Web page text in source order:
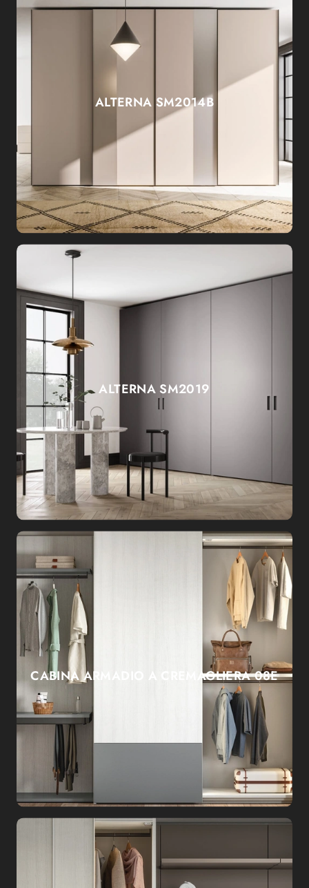
ALTERNA SM2014B
ALTERNA SM2019
CABINA ARMADIO A CREMAGLIERA 08E